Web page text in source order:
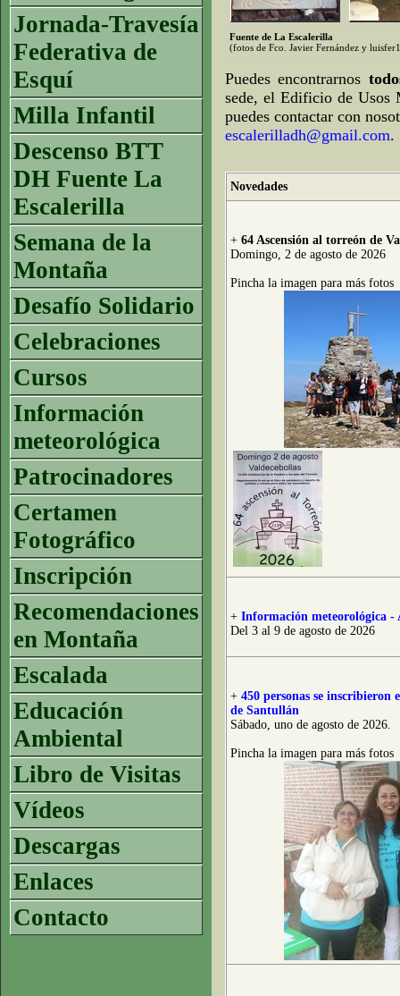
Jornada-Travesía
Federativa de
Esquí
Milla Infantil
Descenso BTT
DH Fuente La
Escalerilla
Semana de la
Montaña
Desafío Solidario
Celebraciones
Cursos
Información
meteorológica
Patrocinadores
Certamen
Fotográfico
Inscripción
Recomendaciones
en Montaña
Escalada
Educación
Ambiental
Libro de Visitas
Vídeos
Descargas
Enlaces
Contacto
Fuente de La Escalerilla
(fotos de Fco. Javier Fernández y
Puedes encontrarnos
sede, el Edificio de Usos
puedes contactar con
escalerilladh@gmail.com.
Novedades
+ 64 Ascensión al torreón de
Domingo, 2 de agosto de 2026
Pincha la imagen para más fotos
+ Información meteorológica -
Del 3 al 9 de agosto de 2026
+ 450 personas se
de Santullán
Sábado, uno de agosto de 2026.
Pincha la imagen para más fotos